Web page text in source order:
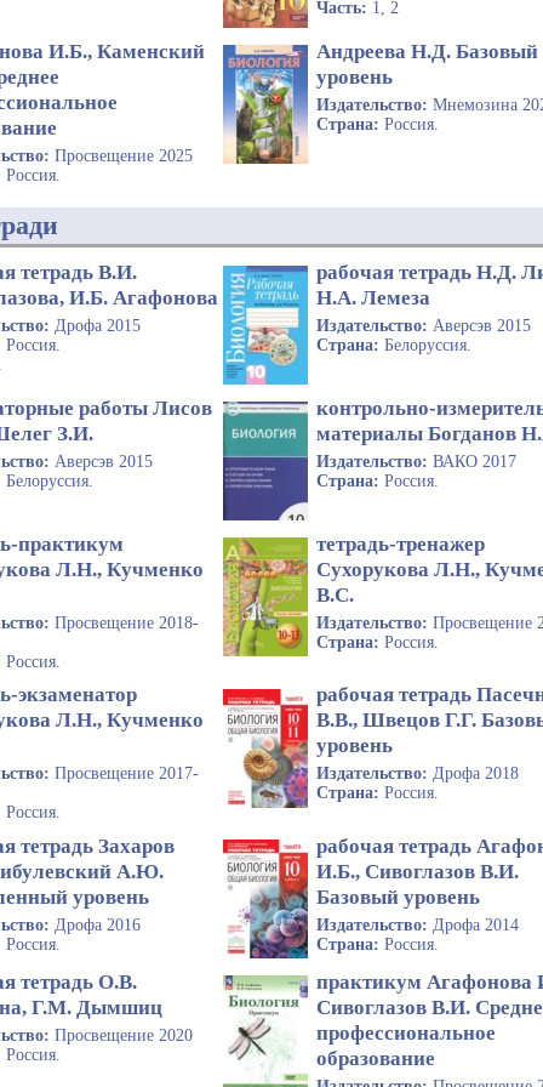
Часть: 1, 2
И.Б., Каменский
Просвещение 2025
Россия.
Андреева Н.Д. Базовый
уровень
Издательство:Мнемозина
Страна:Россия.
тетрадь В.И.
И.Б. Агафонова
Дрофа 2015
Россия.
рабочая тетрадь Н.Д.
Н.А. Лемеза
Издательство: Аверсэв 2015
Страна:Белоруссия.
работы Лисов
З.И.
Аверсэв 2015
Белоруссия.
контрольно-
материалы Богданов
Издательство:ВАКО 2017
Страна:Россия.
практикум
Л.Н., Кучменко
Просвещение 2018-
Россия.
тетрадь-тренажер
Сухорукова Л.Н.,
В.С.
Издательство:Просвещение
Страна:Россия.
экзаменатор
Л.Н., Кучменко
Просвещение 2017-
Россия.
рабочая тетрадь
В.В., Швецов Г.Г.
уровень
Издательство:Дрофа 2018
Страна:Россия.
тетрадь Захаров
А.Ю.
уровень
Дрофа 2016
Россия.
рабочая тетрадь
И.Б., Сивоглазов В.И.
Базовый уровень
Издательство: Дрофа 2014
Страна:Россия.
тетрадь О.В.
Г.М. Дымшиц
Просвещение 2020
Россия.
практикум Агафонова
Сивоглазов В.И.
профессиональное
образование